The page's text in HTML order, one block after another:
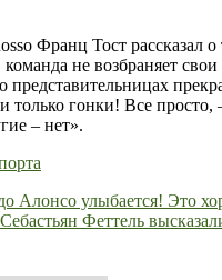
Франц Тост рассказал
команда не возбраняет
о представительницах
только гонки! Все
– нет».
Алонсо улыбается! Это
Феттель